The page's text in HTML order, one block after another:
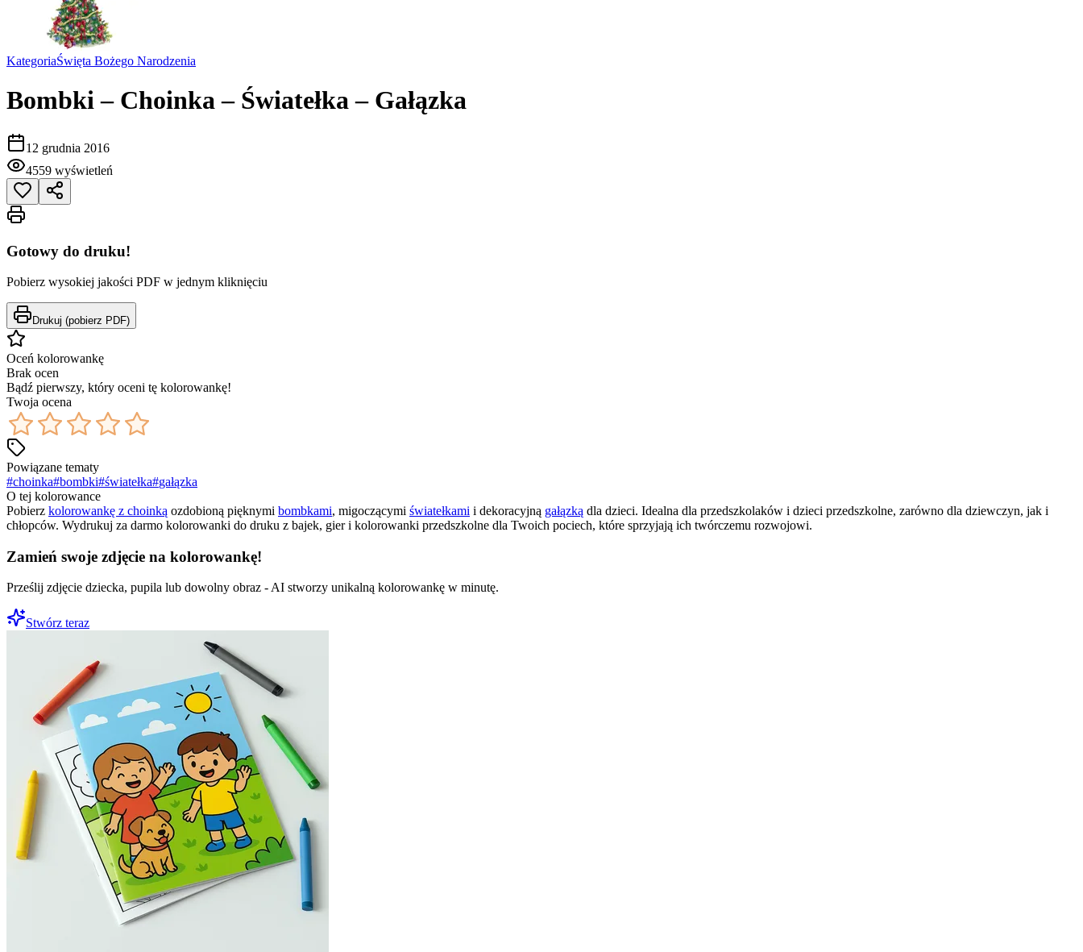
KategoriaŚwięta Bożego Narodzenia
Bombki – Choinka – Światełka – Gałązka
12 grudnia 2016
4559 wyświetleń
Gotowy do druku!
Pobierz wysokiej jakości PDF w jednym kliknięciu
Drukuj (pobierz PDF)
Oceń kolorowankę
Brak ocen
Bądź pierwszy, który oceni tę kolorowankę!
Twoja ocena
Powiązane tematy
#choinka#bombki#światełka#gałązka
O tej kolorowance
Pobierz kolorowankę z choinką ozdobioną pięknymi bombkami, migoczącymi światełkami i dekoracyjną gałązką dla dzieci. Idealna dla przedszkolaków i dzieci przedszkolne, zarówno dla dziewczyn, jak i
chłopców. Wydrukuj za darmo kolorowanki do druku z bajek, gier i kolorowanki przedszkolne dla Twoich pociech, które sprzyjają ich twórczemu rozwojowi.
Zamień swoje zdjęcie na kolorowankę!
Prześlij zdjęcie dziecka, pupila lub dowolny obraz - AI stworzy unikalną kolorowankę w minutę.
Stwórz teraz